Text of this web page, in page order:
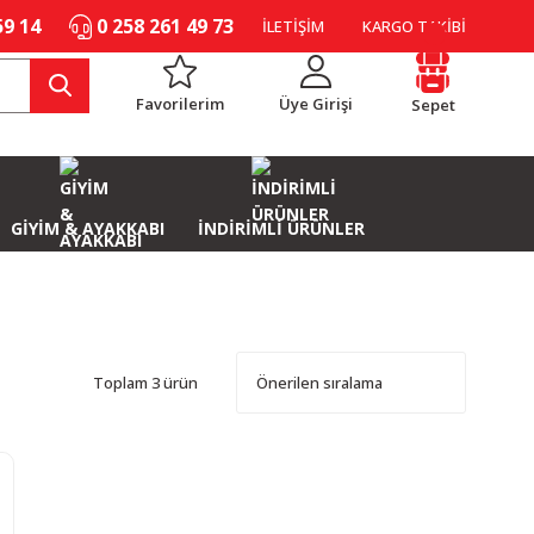
14 0 258 261 49 73 İLETİŞİM KARGO TAKİBİ
Favorilerim Üye Girişi Sepet
GİYİM & AYAKKABI İNDİRİMLİ ÜRÜNLER
Toplam 3 ürün